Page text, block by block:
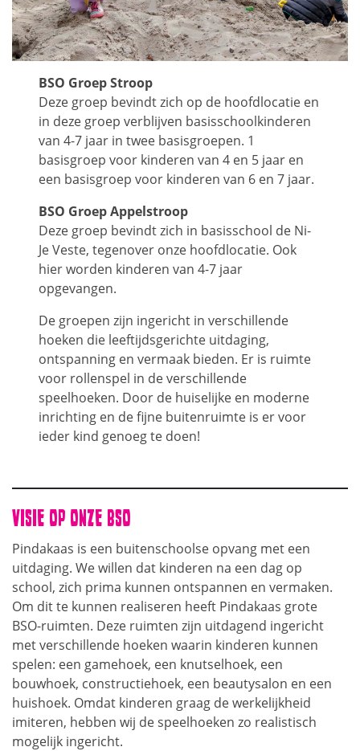
BSO Groep Stroop
Deze groep bevindt zich op de hoofdlocatie en
in deze groep verblijven basisschoolkinderen
van 4-7 jaar in twee basisgroepen. 1
basisgroep voor kinderen van 4 en 5 jaar en
een basisgroep voor kinderen van 6 en 7 jaar.
BSO Groep Appelstroop
Deze groep bevindt zich in basisschool de Ni-
Je Veste, tegenover onze hoofdlocatie. Ook
hier worden kinderen van 4-7 jaar
opgevangen.
De groepen zijn ingericht in verschillende
hoeken die leeftijdsgerichte uitdaging,
ontspanning en vermaak bieden. Er is ruimte
voor rollenspel in de verschillende
speelhoeken. Door de huiselijke en moderne
inrichting en de fijne buitenruimte is er voor
ieder kind genoeg te doen!
VISIE OP ONZE BSO
Pindakaas is een buitenschoolse opvang met een
uitdaging. We willen dat kinderen na een dag op
school, zich prima kunnen ontspannen en vermaken.
Om dit te kunnen realiseren heeft Pindakaas grote
BSO-ruimten. Deze ruimten zijn uitdagend ingericht
met verschillende hoeken waarin kinderen kunnen
spelen: een gamehoek, een knutselhoek, een
bouwhoek, constructiehoek, een beautysalon en een
huishoek. Omdat kinderen graag de werkelijkheid
imiteren, hebben wij de speelhoeken zo realistisch
mogelijk ingericht.